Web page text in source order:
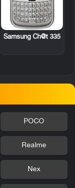
Samsung Ch@t 335
POCO
Realme
Nex